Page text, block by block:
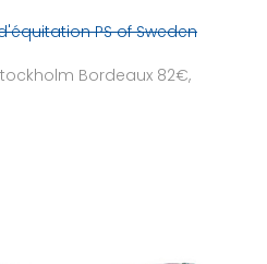
Bordeaux 82€,